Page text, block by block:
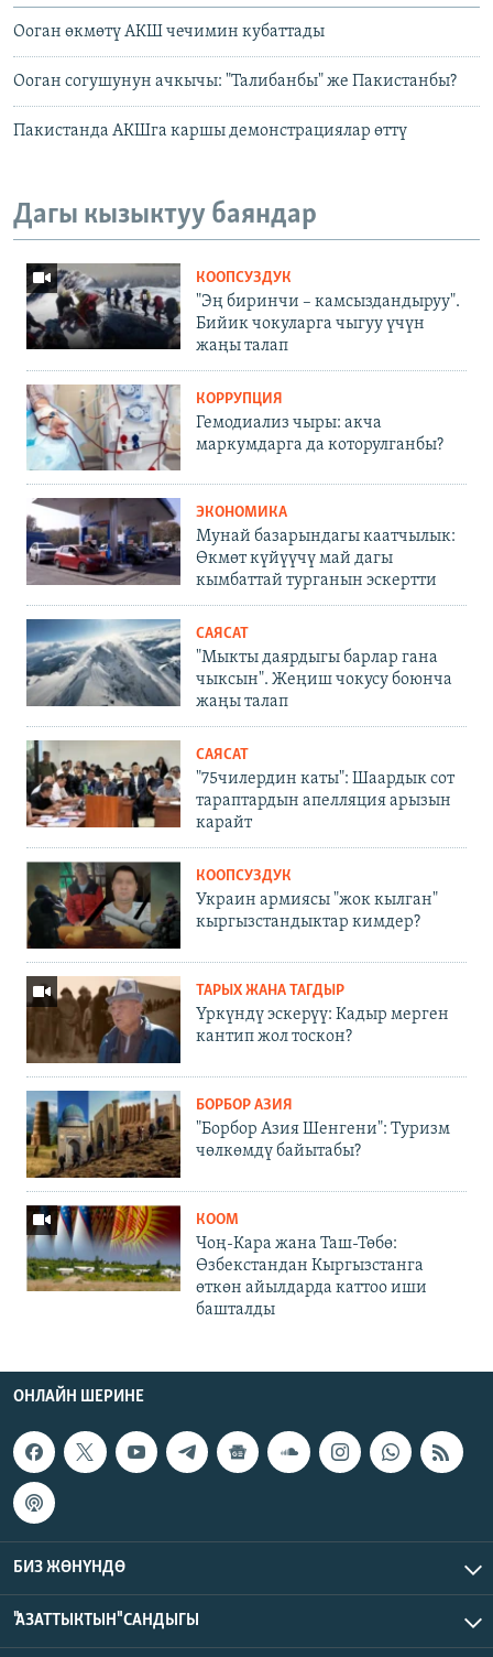
Ооган өкмөтү АКШ чечимин кубаттады
Ооган согушунун ачкычы: "Талибанбы" же Пакистанбы?
Пакистанда АКШга каршы демонстрациялар өттү
Дагы кызыктуу баяндар
КООПСУЗДУК
"Эң биринчи – камсыздандыруу".
Бийик чокуларга чыгуу үчүн
жаңы талап
КОРРУПЦИЯ
Гемодиализ чыры: акча
маркумдарга да которулганбы?
ЭКОНОМИКА
Мунай базарындагы каатчылык:
Өкмөт күйүүчү май дагы
кымбаттай турганын эскертти
САЯСАТ
"Мыкты даярдыгы барлар гана
чыксын". Жеңиш чокусу боюнча
жаңы талап
САЯСАТ
"75чилердин каты": Шаардык сот
тараптардын апелляция арызын
карайт
КООПСУЗДУК
Украин армиясы "жок кылган"
кыргызстандыктар кимдер?
ТАРЫХ ЖАНА ТАГДЫР
Үркүндү эскерүү: Кадыр мерген
кантип жол тоскон?
БОРБОР АЗИЯ
"Борбор Азия Шенгени": Туризм
чөлкөмдү байытабы?
КООМ
Чоң-Кара жана Таш-Төбө:
Өзбекстандан Кыргызстанга
өткөн айылдарда каттоо иши
башталды
ОНЛАЙН ШЕРИНЕ
БИЗ ЖӨНҮНДӨ
"АЗАТТЫКТЫН" САНДЫГЫ